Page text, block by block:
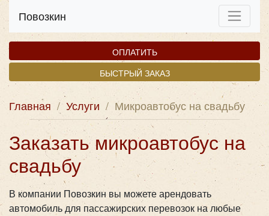
Повозкин
ОПЛАТИТЬ
БЫСТРЫЙ ЗАКАЗ
Главная / Услуги / Микроавтобус на свадьбу
Заказать микроавтобус на
свадьбу
В компании Повозкин вы можете арендовать
автомобиль для пассажирских перевозок на любые